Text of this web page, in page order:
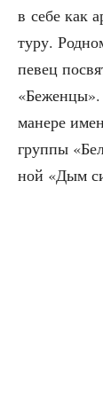
в себе как
ту­ру.
певец
«Бежен­цы».
мане­ре
груп­пы
ной «Дым